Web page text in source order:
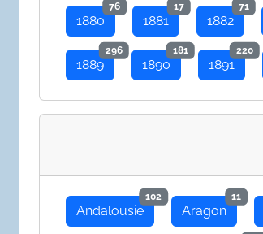
1880
76
1881
17
1882
71
1889
296
1890
181
1891
220
Andalousie
102
Aragon
11